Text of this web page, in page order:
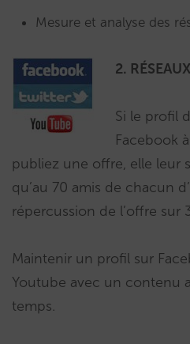
Mesure et analyse des
2.
Si le profil
Facebook
publiez une offre, elle leur
qu’au 70 amis de chacun
répercussion de l’offre sur
Maintenir un profil sur
Youtube avec un contenu
temps.